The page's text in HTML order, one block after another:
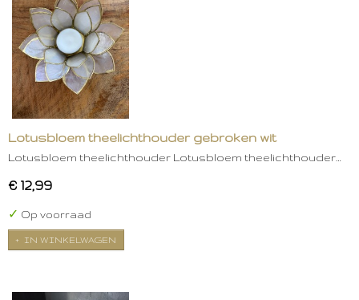
Lotusbloem theelichthouder gebroken wit
Lotusbloem theelichthouder Lotusbloem theelichthouder…
€ 12,99
✓ Op voorraad
IN WINKELWAGEN